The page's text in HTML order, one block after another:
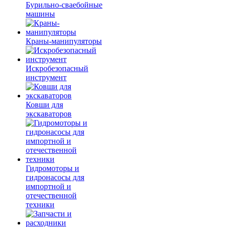
Бурильно-сваебойные
машины
Краны-манипуляторы
Искробезопасный
инструмент
Ковши для
экскаваторов
Гидромоторы и
гидронасосы для
импортной и
отечественной
техники